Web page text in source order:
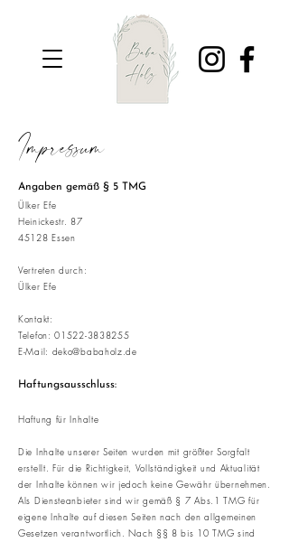
Impressum
Angaben gemäß § 5 TMG
Ülker Efe
Heinickestr. 87
45128 Essen
Vertreten durch:
Ülker Efe
Kontakt:
Telefon: 01522-3838255
E-Mail: deko@babaholz.de
Haftungsausschluss:
Haftung für Inhalte
Die Inhalte unserer Seiten wurden mit größter Sorgfalt
erstellt. Für die Richtigkeit, Vollständigkeit und Aktualität
der Inhalte können wir jedoch keine Gewähr übernehmen.
Als Diensteanbieter sind wir gemäß § 7 Abs.1 TMG für
eigene Inhalte auf diesen Seiten nach den allgemeinen
Gesetzen verantwortlich. Nach §§ 8 bis 10 TMG sind